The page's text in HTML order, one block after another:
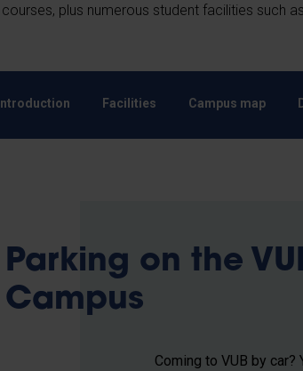
courses, plus numerous student facilities such
Introduction Facilities Campus map
Parking on the
Campus
Coming to VUB by